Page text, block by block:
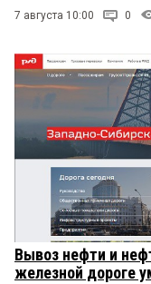
7 августа 10:00 0
Вывоз нефти и
железной дороге